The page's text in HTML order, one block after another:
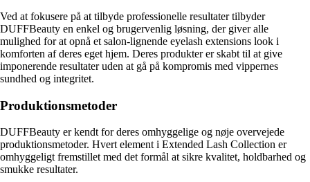
Ved at fokusere på at tilbyde professionelle resultater tilbyder
DUFFBeauty en enkel og brugervenlig løsning, der giver alle
mulighed for at opnå et salon-lignende eyelash extensions look i
komforten af deres eget hjem. Deres produkter er skabt til at give
imponerende resultater uden at gå på kompromis med vippernes
sundhed og integritet.
Produktionsmetoder
DUFFBeauty er kendt for deres omhyggelige og nøje overvejede
produktionsmetoder. Hvert element i Extended Lash Collection er
omhyggeligt fremstillet med det formål at sikre kvalitet, holdbarhed og
smukke resultater.